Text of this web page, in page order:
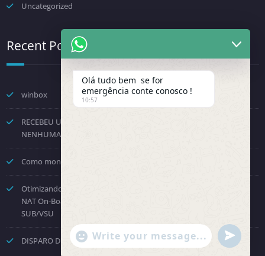
Uncategorized
Recent Posts
winbox
RECEBEU UMA NOTIFICAÇÃO DA FENINFRA? NÃO TOME
NENHUMA DECISÃO POR PRESSÃO.
Como montar um provedor com a Starlink? Passo a passo!
Otimizando o Roteamento e Processamento: Como Desabilitar o
NAT On-Board no Huawei NE8000 e Direcionar para a Placa
SUB/VSU
DISPARO DE COBRANÇAS – API OFICIAL WHATSAPP
Olá tudo bem se for
emergência conte conosco !
10:57
"+chaty_settings.lang.emoji_picker+"
WhatsApp Message
undefined